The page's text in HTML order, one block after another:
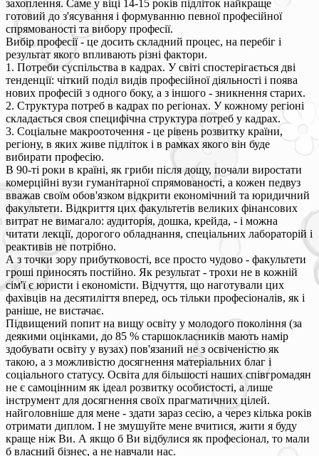
захоплення. Саме у віці 14-15 років підліток найкраще
готовий до з'ясування і формуванню певної професійної
спрямованості та вибору професії.
Вибір професії - це досить складний процес, на перебіг і
результат якого впливають різні фактори.
1. Потреби суспільства в кадрах. У світі спостерігається дві
тенденції: чіткий поділ видів професійної діяльності і поява
нових професій з одного боку, а з іншого - зникнення старих.
2. Структура потреб в кадрах по регіонах. У кожному регіоні
складається своя специфічна структура потреб у кадрах.
3. Соціальне макрооточення - це рівень розвитку країни,
регіону, в яких живе підліток і в рамках якого він буде
вибирати професію.
В 90-ті роки в країні, як гриби після дощу, почали виростати
комерційні вузи гуманітарної спрямованості, а кожен педвуз
вважав своїм обов'язком відкрити економічний та юридичний
факультети. Відкриття цих факультетів великих фінансових
витрат не вимагало: аудиторія, дошка, крейда, - і можна
читати лекції, дорогого обладнання, спеціальних лабораторій і
реактивів не потрібно.
А з точки зору прибутковості, все просто чудово - факультети
гроші приносять постійно. Як результат - трохи не в кожній
сім'ї є юристи і економісти. Відчуття, що наготували цих
фахівців на десятиліття вперед, ось тільки професіоналів, як і
раніше, не вистачає.
Підвищений попит на вищу освіту у молодого покоління (за
деякими оцінками, до 85 % старшокласників мають намір
здобувати освіту у вузах) пов'язаний не з освіченістю як
такою, а з можливістю досягнення матеріальних благ і
соціального статусу. Освіта для більшості наших співгромадян
не є самоцінним як ідеал розвитку особистості, а лише
інструмент для досягнення своїх прагматичних цілей.
найголовніше для мене - здати зараз сесію, а через кілька років
отримати диплом. І не змушуйте мене вчитися, жити я буду
краще ніж Ви. А якщо б Ви відбулися як професіонал, то мали
б власний бізнес, а не навчали нас.